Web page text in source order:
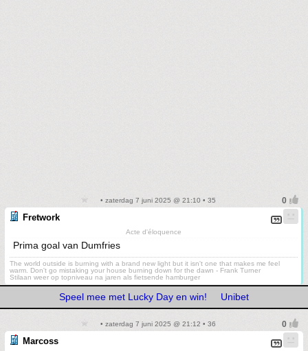
• zaterdag 7 juni 2025 @ 21:10 • 35
Fretwork
Acte d'éloquence
Prima goal van Dumfries
The world outside is burning with a brand new light but it isn't one that makes me feel
warm. Don't go mistaking your house burning down for the dawn - Frank Turner
Stilaan weer op topniveau na jaren als fietsende hamburger
Speel mee met Lucky Day en win! Unibet
• zaterdag 7 juni 2025 @ 21:12 • 36
Marcoss